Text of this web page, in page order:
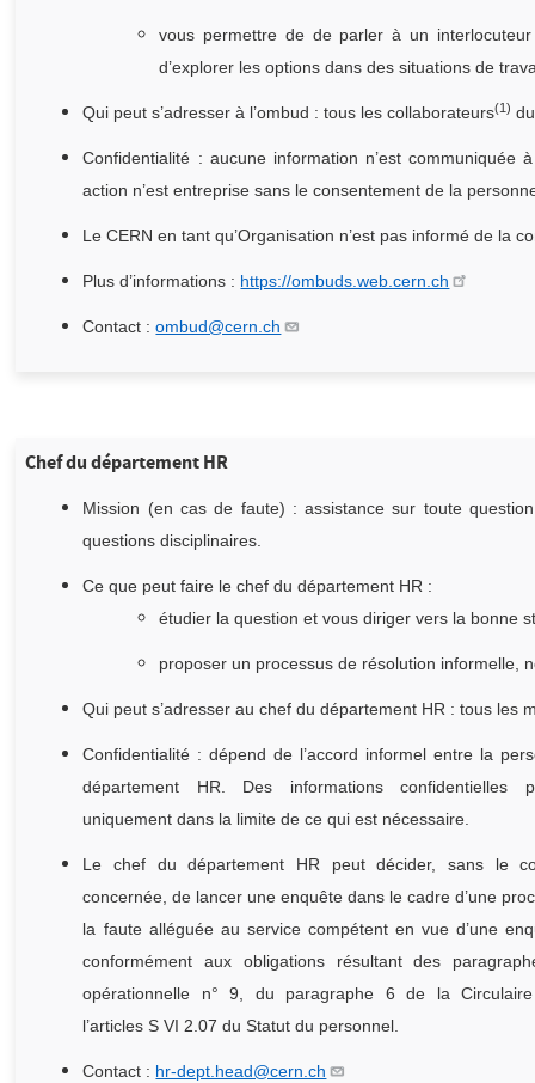
vous permettre de de parler à un
d’explorer les options dans des situations de
Qui peut s’adresser à l’ombud : tous les collaborateurs(1)
Confidentialité : aucune information n’est communiquée
action n’est entreprise sans le consentement de la
Le CERN en tant qu’Organisation n’est pas informé de la
Plus d’informations : https://ombuds.web.cern.ch
Contact :ombud@cern.ch
Chef du département HR
Mission (en cas de faute) : assistance sur toute
questions disciplinaires.
Ce que peut faire le chef du département HR :
étudier la question et vous diriger vers la bonne
proposer un processus de résolution informelle,
Qui peut s’adresser au chef du département HR : tous les
Confidentialité : dépend de l’accord informel entre la
département HR. Des informations confidentielles
uniquement dans la limite de ce qui est nécessaire.
Le chef du département HR peut décider, sans le
concernée, de lancer une enquête dans le cadre d’une
la faute alléguée au service compétent en vue d’une
conformément aux obligations résultant des
opérationnelle n° 9, du paragraphe 6 de la
l’articles S VI 2.07 du Statut du personnel.
Contact : hr-dept.head@cern.ch